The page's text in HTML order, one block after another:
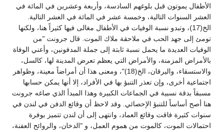
الأطفال يموتون قبل بلوغهم السادسة، وأربعة وعشرين في المائة في
العشر السنوات التالية، وخمسة عشر في المائة في العشر التالية.
الخ(17)، وتبدو نسبة الوفيات في الأطفال مغالى فيها كثيراً هنا، ولكنها
تومئ إلى جهد الحب في ملاحقة ملاك الموت. قال جرونت "من
الوفيات العديدة ما يحمل نسبة ثابتة إلى جملة المدفونين، وأعني الوفاة
بالأمراض المزمنة، والأمراض التي يعظم تعرض المدينة لها، كالسل،
والاستسقاء، واليرقان، الخ(18)"، ومعنى هذا أن أمراضاً معينة، وظواهر
اجتماعية أخرى، وإن تعذر التنبؤ بها في الأفراد، إلا أنها يمكن حسابها
مسبقاً بدقة نسبية في الجماعات الكبيرة وهذا المبدأ الذي صاغه جرونت
هنا أصح أساساً للتنبؤ الإحصائي. وقد لاحظ أن وقائع الدفن في لندن في
سنوات كثيرة فاقت وقائع العماد، وانتهى إلى أن لندن تتميز بوفرة
احتمالات الموت، كالموت من هموم العمل، و "الدخان، والروائح العفنة،